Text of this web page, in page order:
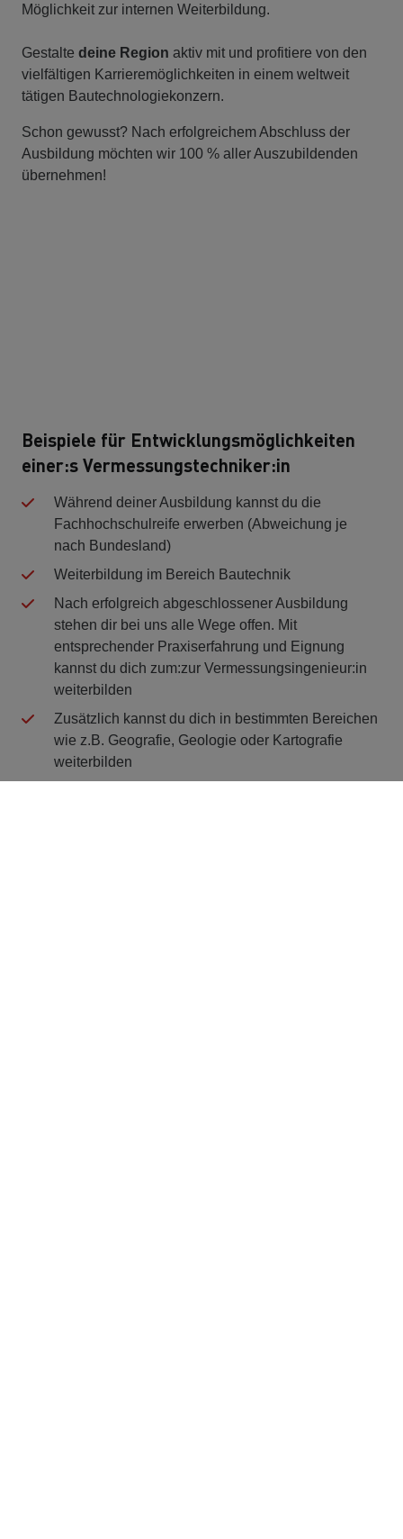
Möglichkeit zur internen Weiterbildung.
Gestalte deine Region aktiv mit und profitiere von den
vielfältigen Karrieremöglichkeiten in einem weltweit
tätigen Bautechnologiekonzern.
Schon gewusst? Nach erfolgreichem Abschluss der
Ausbildung möchten wir 100 % aller Auszubildenden
übernehmen!
Beispiele für Entwicklungsmöglichkeiten
einer:s Vermessungstechniker:in
Während deiner Ausbildung kannst du die
Fachhochschulreife erwerben (Abweichung je
nach Bundesland)
Weiterbildung im Bereich Bautechnik
Nach erfolgreich abgeschlossener Ausbildung
stehen dir bei uns alle Wege offen. Mit
entsprechender Praxiserfahrung und Eignung
kannst du dich zum:zur Vermessungsingenieur:in
weiterbilden
Zusätzlich kannst du dich in bestimmten Bereichen
wie z.B. Geografie, Geologie oder Kartografie
weiterbilden